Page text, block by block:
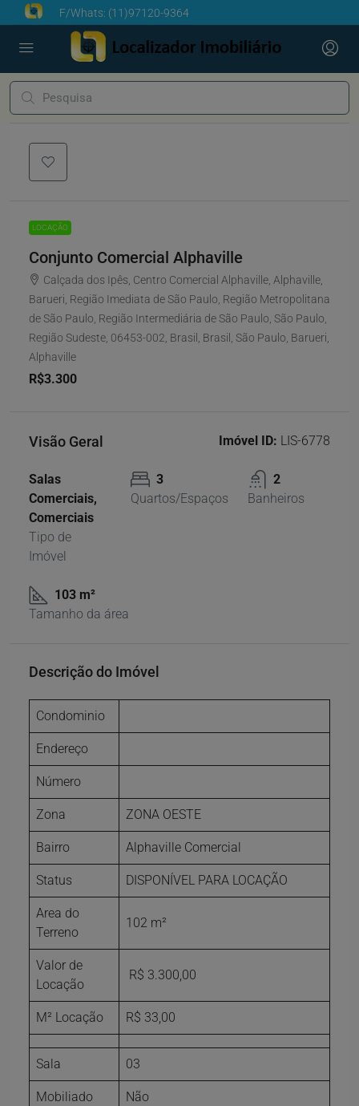
F/Whats: (11)97120-9364
LOCAÇÃO
Conjunto Comercial Alphaville
Calçada dos Ipês, Centro Comercial Alphaville, Alphaville,
Barueri, Região Imediata de São Paulo, Região Metropolitana
de São Paulo, Região Intermediária de São Paulo, São Paulo,
Região Sudeste, 06453-002, Brasil, Brasil, São Paulo, Barueri,
Alphaville
R$3.300
Visão Geral Imóvel ID: LIS-6778
Salas
Comerciais,
Comerciais
Tipo de
Imóvel
3
Quartos/Espaços
2
Banheiros
103 m²
Tamanho da área
Descrição do Imóvel
Condominio
Endereço
Número
Zona ZONA OESTE
Bairro Alphaville Comercial
Status DISPONÍVEL PARA LOCAÇÃO
Area do
Terreno
102 m²
Valor de
Locação
R$ 3.300,00
M² Locação R$ 33,00
Sala 03
Mobiliado Não